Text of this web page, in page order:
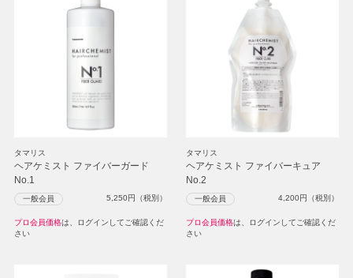
タマリス
ヘアケミスト ファイバーガード
No.1
一般会員 5,250円（税別）
プロ会員価格は、ログインしてご確認くだ
さい
タマリス
ヘアケミスト ファイバーキュア
No.2
一般会員 4,200円（税別）
プロ会員価格は、ログインしてご確認くだ
さい